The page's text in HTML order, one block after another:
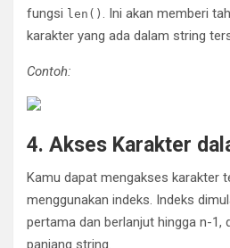
fungsi len() . Ini akan memberi
karakter yang ada dalam string
Contoh:
4. Akses Karakter
Kamu dapat mengakses karakter
menggunakan indeks. Indeks
pertama dan berlanjut hingga n-1,
panjang string.